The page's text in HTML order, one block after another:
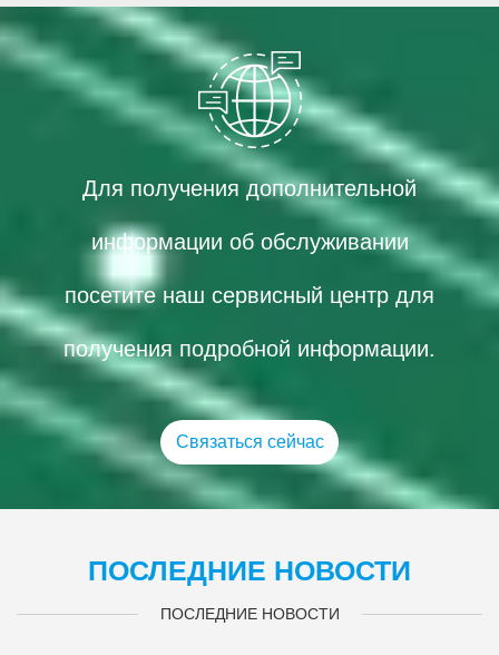
Для получения дополнительной
информации об обслуживании
посетите наш сервисный центр для
получения подробной информации.
Связаться сейчас
ПОСЛЕДНИЕ НОВОСТИ
ПОСЛЕДНИЕ НОВОСТИ